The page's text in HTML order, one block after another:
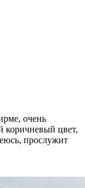
очень
коричневый цвет,
прослужит